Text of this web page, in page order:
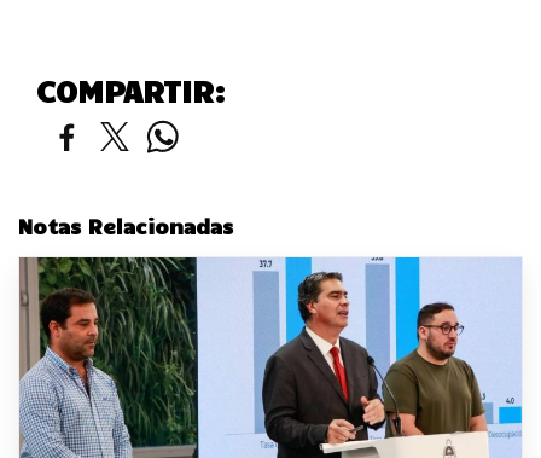
COMPARTIR:
Notas Relacionadas